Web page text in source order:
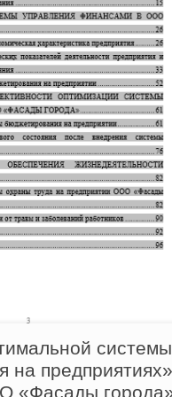
системы
на предприятиях»
«Фасады